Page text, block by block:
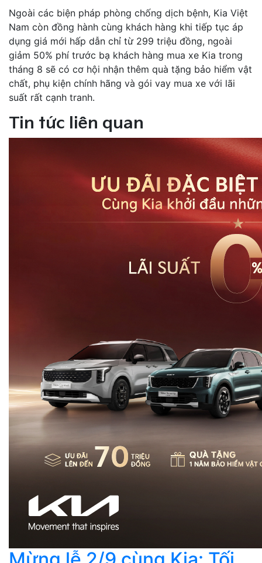
Ngoài các biện pháp phòng chống dịch bệnh, Kia Việt
Nam còn đồng hành cùng khách hàng khi tiếp tục áp
dụng giá mới hấp dẫn chỉ từ 299 triệu đồng, ngoài
giảm 50% phí trước bạ khách hàng mua xe Kia trong
tháng 8 sẽ có cơ hội nhận thêm quà tặng bảo hiểm vật
chất, phụ kiện chính hãng và gói vay mua xe với lãi
suất rất cạnh tranh.
Tin tức liên quan